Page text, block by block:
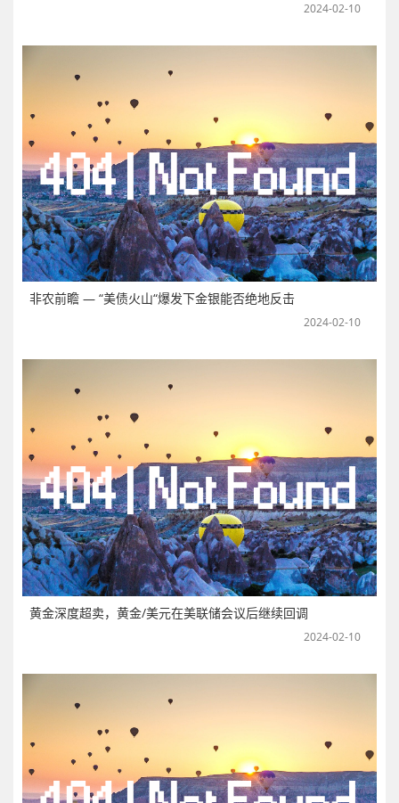
2024-02-10
非农前瞻 — “美债火山“爆发下金银能否绝地反击
2024-02-10
黄金深度超卖，黄金/美元在美联储会议后继续回调
2024-02-10